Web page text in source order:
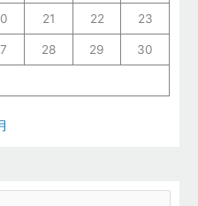
21 22 23
28 29 30